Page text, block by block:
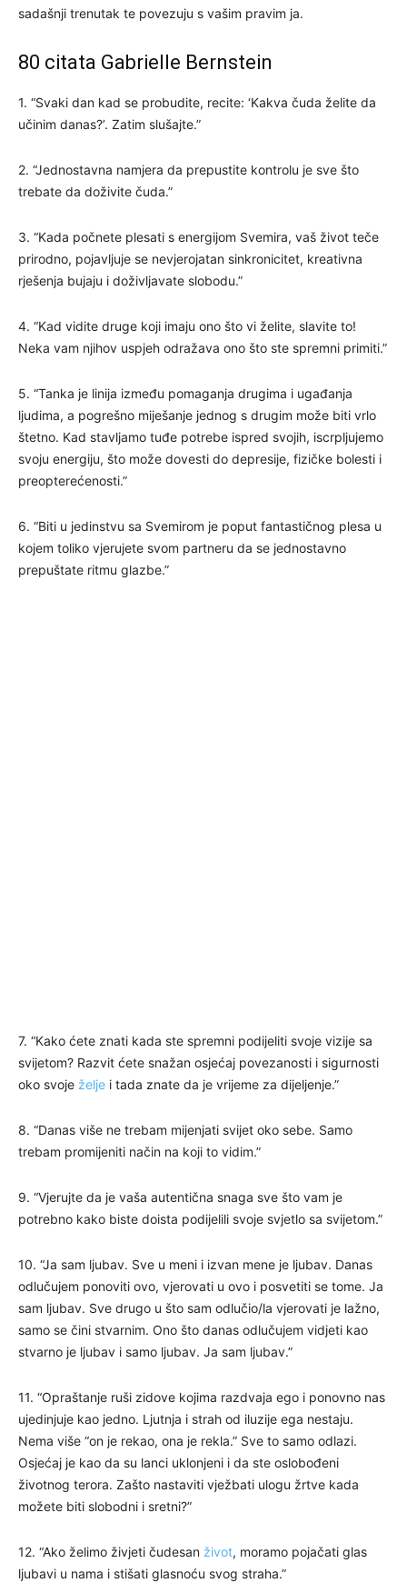
sadašnji trenutak te povezuju s vašim pravim ja.
80 citata Gabrielle Bernstein
1. “Svaki dan kad se probudite, recite: ‘Kakva čuda želite da
učinim danas?’. Zatim slušajte.”
2. “Jednostavna namjera da prepustite kontrolu je sve što
trebate da doživite čuda.”
3. “Kada počnete plesati s energijom Svemira, vaš život teče
prirodno, pojavljuje se nevjerojatan sinkronicitet, kreativna
rješenja bujaju i doživljavate slobodu.”
4. “Kad vidite druge koji imaju ono što vi želite, slavite to!
Neka vam njihov uspjeh odražava ono što ste spremni primiti.”
5. “Tanka je linija između pomaganja drugima i ugađanja
ljudima, a pogrešno miješanje jednog s drugim može biti vrlo
štetno. Kad stavljamo tuđe potrebe ispred svojih, iscrpljujemo
svoju energiju, što može dovesti do depresije, fizičke bolesti i
preopterećenosti.”
6. “Biti u jedinstvu sa Svemirom je poput fantastičnog plesa u
kojem toliko vjerujete svom partneru da se jednostavno
prepuštate ritmu glazbe.”
7. “Kako ćete znati kada ste spremni podijeliti svoje vizije sa
svijetom? Razvit ćete snažan osjećaj povezanosti i sigurnosti
oko svoje želje i tada znate da je vrijeme za dijeljenje.”
8. “Danas više ne trebam mijenjati svijet oko sebe. Samo
trebam promijeniti način na koji to vidim.”
9. “Vjerujte da je vaša autentična snaga sve što vam je
potrebno kako biste doista podijelili svoje svjetlo sa svijetom.”
10. “Ja sam ljubav. Sve u meni i izvan mene je ljubav. Danas
odlučujem ponoviti ovo, vjerovati u ovo i posvetiti se tome. Ja
sam ljubav. Sve drugo u što sam odlučio/la vjerovati je lažno,
samo se čini stvarnim. Ono što danas odlučujem vidjeti kao
stvarno je ljubav i samo ljubav. Ja sam ljubav.”
11. “Opraštanje ruši zidove kojima razdvaja ego i ponovno nas
ujedinjuje kao jedno. Ljutnja i strah od iluzije ega nestaju.
Nema više “on je rekao, ona je rekla.” Sve to samo odlazi.
Osjećaj je kao da su lanci uklonjeni i da ste oslobođeni
životnog terora. Zašto nastaviti vježbati ulogu žrtve kada
možete biti slobodni i sretni?”
12. “Ako želimo živjeti čudesan život, moramo pojačati glas
ljubavi u nama i stišati glasnoću svog straha.”